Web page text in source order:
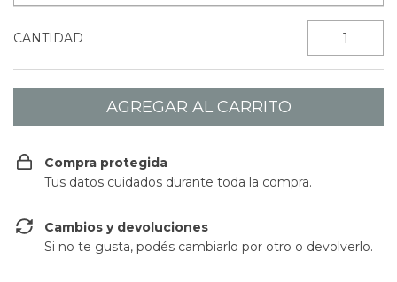
CANTIDAD
Compra protegida
Tus datos cuidados durante toda la compra.
Cambios y devoluciones
Si no te gusta, podés cambiarlo por otro o devolverlo.